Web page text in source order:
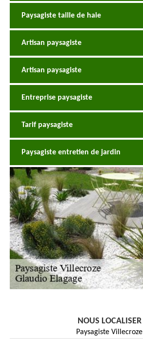
Paysagiste taille de haie
Artisan paysagiste
Artisan paysagiste
Entreprise paysagiste
Tarif paysagiste
Paysagiste entretien de jardin
NOUS LOCALISER
Paysagiste Villecroze